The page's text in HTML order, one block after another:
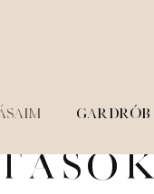
GARDRÓB